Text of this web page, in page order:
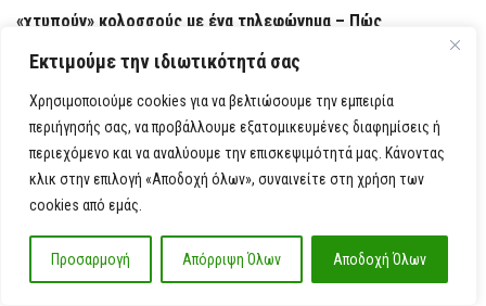
Εκτιμούμε την ιδιωτικότητά σας
Χρησιμοποιούμε cookies για να βελτιώσουμε την εμπειρία
περιήγησής σας, να προβάλλουμε εξατομικευμένες διαφημίσεις ή
περιεχόμενο και να αναλύουμε την επισκεψιμότητά μας. Κάνοντας
κλικ στην επιλογή «Αποδοχή όλων», συναινείτε στη χρήση των
cookies από εμάς.
Προσαρμογή Απόρριψη Όλων Αποδοχή Όλων
«χτυπούν» κολοσσούς με ένα τηλεφώνημα – Πώς
παγιδεύουν εργαζομένους και αρπάζουν κωδικούς
Το κοινοβούλιο του Ιράν εξετάζει νομοσχέδιο που θα
απαγορεύει σε αμερικανικά και ισραηλινά πλοία τη διέλευση
από τα Στενά του Ορμούζ
Έπεσε τμήμα της ψευδοροφής στα Επείγοντα στο
Νοσοκομείο της Κορίνθου – Έρευνα ζητάει ο